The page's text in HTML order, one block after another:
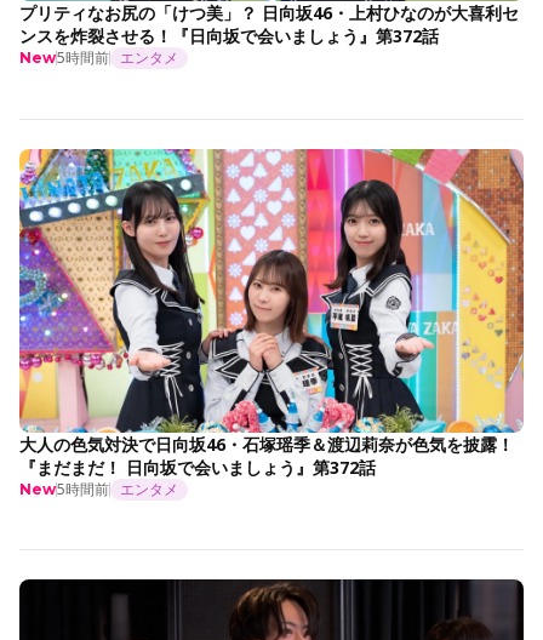
プリティなお尻の「けつ美」？ 日向坂46・上村ひなのが大喜利セ
ンスを炸裂させる！『日向坂で会いましょう』第372話
New5時間前 エンタメ
大人の色気対決で日向坂46・石塚瑶季＆渡辺莉奈が色気を披露！
『まだまだ！ 日向坂で会いましょう』第372話
New5時間前 エンタメ